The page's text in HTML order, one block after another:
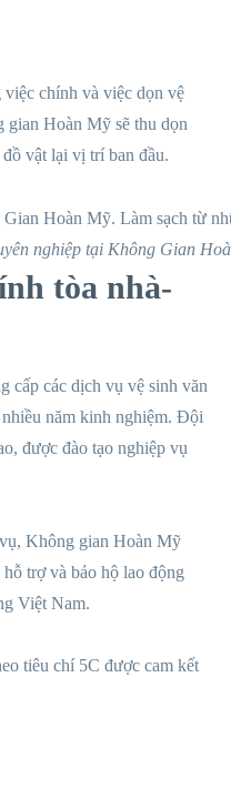
việc chính và việc dọn vệ
gian Hoàn Mỹ sẽ thu dọn
vật lại vị trí ban đầu.
nghiệp tại Không Gian
tòa nhà-
cấp các dịch vụ vệ sinh văn
năm kinh nghiệm. Đội
được đào tạo nghiệp vụ
Không gian Hoàn Mỹ
trợ và bảo hộ lao động
Việt Nam.
tiêu chí 5C được cam kết